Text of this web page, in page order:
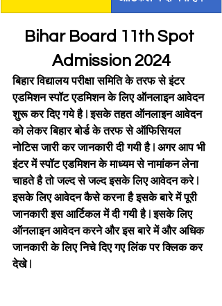
Bihar Board 11th Spot
Admission 2024
बिहार विद्यालय परीक्षा समिति के तरफ से इंटर
एडमिशन स्पॉट एडमिशन के लिए ऑनलाइन आवेदन
शुरू कर दिए गये है | इसके तहत ऑनलाइन आवेदन
को लेकर बिहार बोर्ड के तरफ से ऑफिसियल
नोटिस जारी कर जानकारी दी गयी है | अगर आप भी
इंटर में स्पॉट एडमिशन के माध्यम से नामांकन लेना
चाहते है तो जल्द से जल्द इसके लिए आवेदन करे |
इसके लिए आवेदन कैसे करना है इसके बारे में पूरी
जानकारी इस आर्टिकल में दी गयी है | इसके लिए
ऑनलाइन आवेदन करने और इस बारे में और अधिक
जानकारी के लिए निचे दिए गए लिंक पर क्लिक कर
देखे |